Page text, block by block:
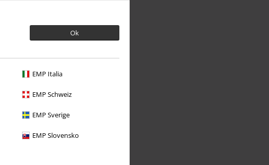
Ok
EMP Italia
EMP Schweiz
EMP Sverige
EMP Slovensko